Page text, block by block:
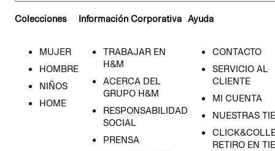
Colecciones
MUJER
HOMBRE
NIÑOS
HOME
Información Corporativa
TRABAJAR EN
H&M
ACERCA DEL
GRUPO H&M
RESPONSABILIDAD
SOCIAL
PRENSA
Ayuda
CONTACTO
SERVICIO AL
CLIENTE
MI CUENTA
NUESTRAS
RETIRO EN